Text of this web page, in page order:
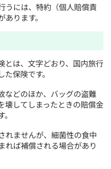
うには、特約（個人賠償責
ります。
とは、文字どおり、国内旅行
保険です。
などのほか、バッグの盗難
壊してしまったときの賠償金
れませんが、細菌性の食中
れば補償される場合があり